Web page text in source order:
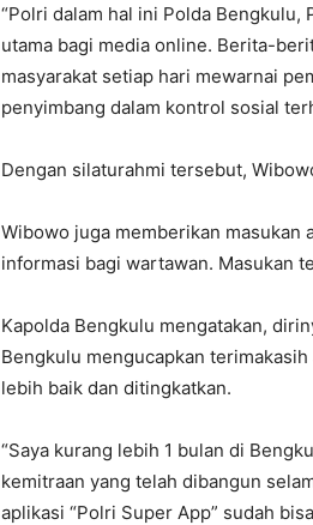
“Polri dalam hal ini Polda
utama bagi media online. Berita-
masyarakat setiap hari mewarnai
penyimbang dalam kontrol sosial
Dengan silaturahmi tersebut,
Wibowo juga memberikan masukan
informasi bagi wartawan. Masukan
Kapolda Bengkulu mengatakan,
Bengkulu mengucapkan
lebih baik dan ditingkatkan.
“Saya kurang lebih 1 bulan di
kemitraan yang telah dibangun
aplikasi “Polri Super App” sudah